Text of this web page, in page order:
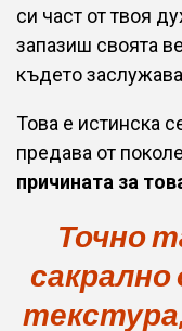
си част от твоя
запазиш своята
където
Това е истинска
предава от
причината за
Точно
сакрално